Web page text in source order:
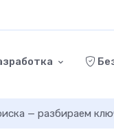
— разбираем